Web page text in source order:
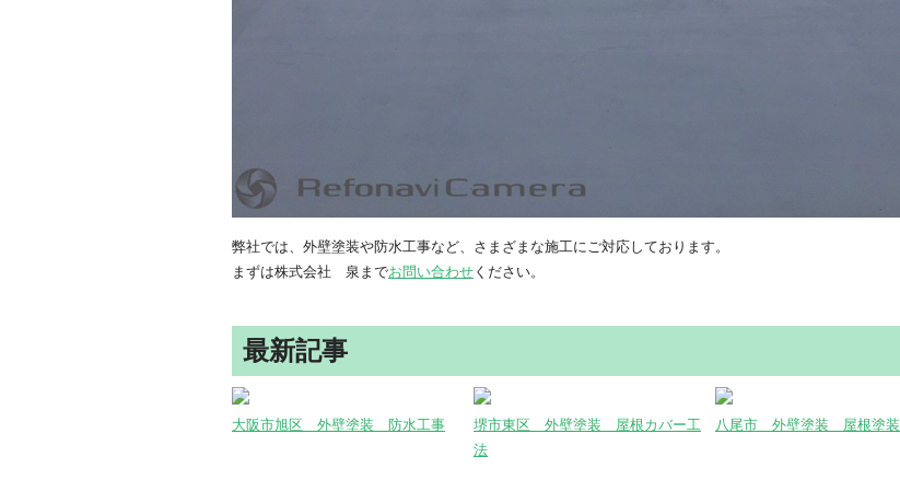
弊社では、外壁塗装や防水工事など、さまざまな施工にご対応しております。
まずは株式会社 泉までお問い合わせ ください。
最新記事
大阪市旭区 外壁塗装 防水工事
堺市東区 外壁塗装 屋根カバー工
法
八尾市 外壁塗装 屋根塗装